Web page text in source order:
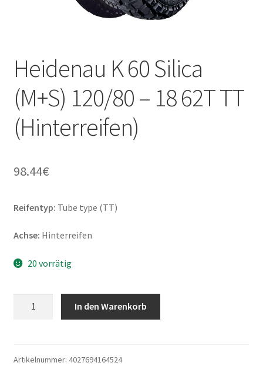
Heidenau K 60 Silica
(M+S) 120/80 – 18 62T TT
(Hinterreifen)
98.44€
Reifentyp: Tube type (TT)
Achse: Hinterreifen
20 vorrätig
(M+S)
In den Warenkorb
Artikelnummer: 4027694164524